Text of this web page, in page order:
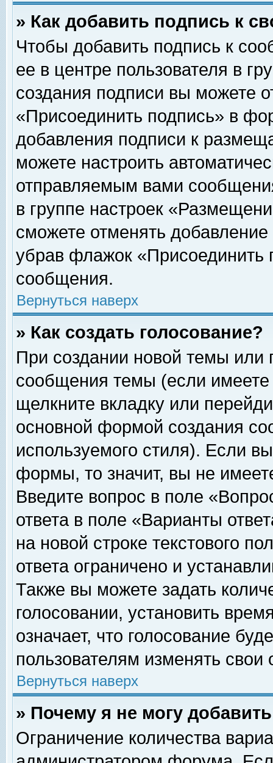
» Как добавить подпись к
Чтобы добавить подпись к
ее в центре пользователя в
создания подписи вы можете
«Присоединить подпись» в
добавления подписи к
можете настроить
отправляемым вами
в группе настроек
сможете отменять
убрав флажок «Присоединить
сообщения.
Вернуться наверх
» Как создать голосование?
При создании новой темы или
сообщения темы (если
щелкните вкладку или
основной формой создания
используемого стиля). Если
формы, то значит, вы не
Введите вопрос в поле
ответа в поле «Варианты
на новой строке текстового
ответа ограничено и
Также вы можете задать
голосовании, установить
означает, что голосование
пользователям изменять свои
Вернуться наверх
» Почему я не могу
Ограничение количества